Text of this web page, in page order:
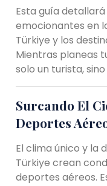
Esta guía
emocionantes en
Türkiye y los
Mientras planeas
solo un turista,
Surcando El
Deportes
El clima único y la
Türkiye crean
deportes aéreos.